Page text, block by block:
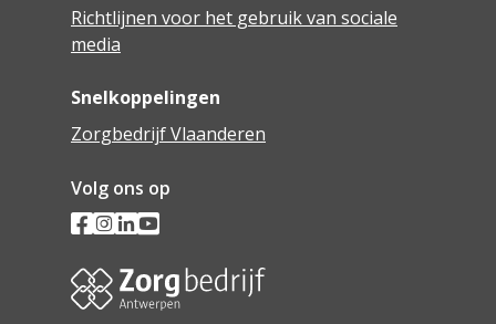
Richtlijnen voor het gebruik van sociale
media
Snelkoppelingen
Zorgbedrijf Vlaanderen
Volg ons op